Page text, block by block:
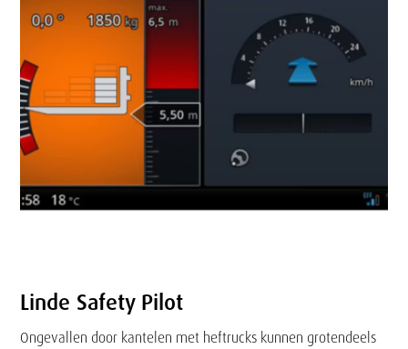
Linde Safety Pilot
Ongevallen door kantelen met heftrucks kunnen grotendeels